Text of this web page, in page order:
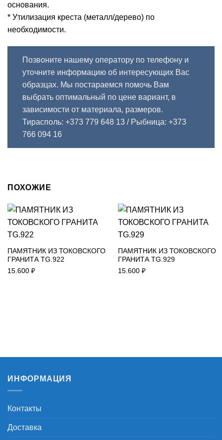
основания.
* Утилизация креста (металл/дерево) по
необходимости.
Позвоните нашему оператору по телефону и
уточните информацию об интересующих Вас
образцах. Мы постараемся помочь Вам
выбрать оптимальный по цене вариант, в
зависимости от материала, размеров.
Тирасполь: +373 779 648 13 / Рыбница: +373
766 094 16
ПОХОЖИЕ
ПАМЯТНИК ИЗ ТОКОВСКОГО
ГРАНИТА TG.922
15.600 ₽
ПАМЯТНИК ИЗ ТОКОВСКОГО
ГРАНИТА TG.929
15.600 ₽
ИНФОРМАЦИЯ
Контакты
Доставка